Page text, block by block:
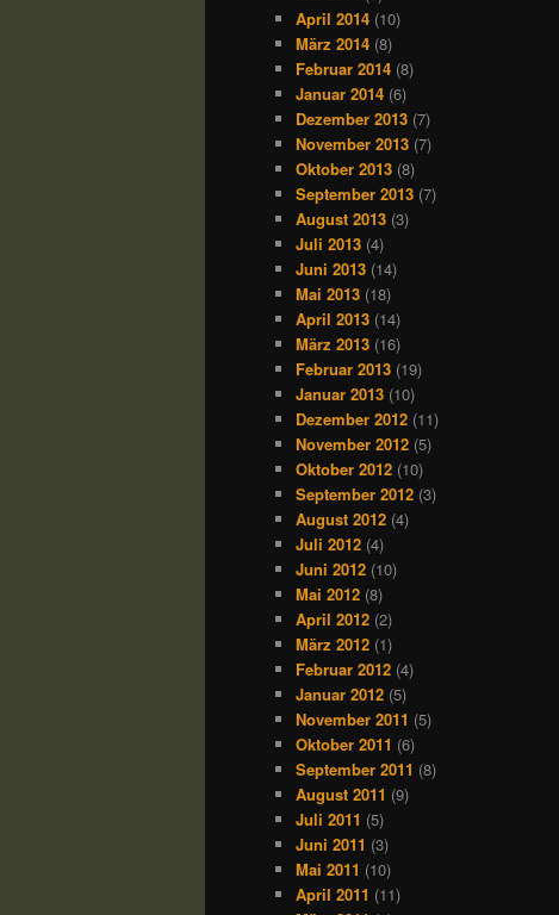
April 2014 (10)
März 2014 (8)
Februar 2014 (8)
Januar 2014 (6)
Dezember 2013 (7)
November 2013 (7)
Oktober 2013 (8)
September 2013 (7)
August 2013 (3)
Juli 2013 (4)
Juni 2013 (14)
Mai 2013 (18)
April 2013 (14)
März 2013 (16)
Februar 2013 (19)
Januar 2013 (10)
Dezember 2012 (11)
November 2012 (5)
Oktober 2012 (10)
September 2012 (3)
August 2012 (4)
Juli 2012 (4)
Juni 2012 (10)
Mai 2012 (8)
April 2012 (2)
März 2012 (1)
Februar 2012 (4)
Januar 2012 (5)
November 2011 (5)
Oktober 2011 (6)
September 2011 (8)
August 2011 (9)
Juli 2011 (5)
Juni 2011 (3)
Mai 2011 (10)
April 2011 (11)